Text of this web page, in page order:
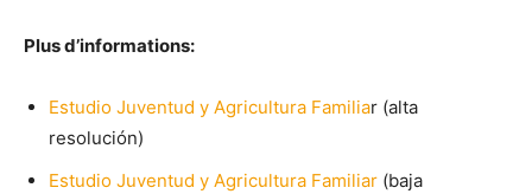
Plus d’informations:
Estudio Juventud y Agricultura Familiar (alta
resolución)
Estudio Juventud y Agricultura Familiar (baja